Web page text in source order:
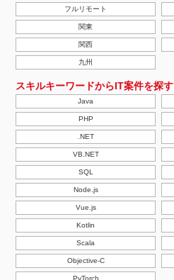
フルリモート
関東
関西
九州
スキルキーワードからIT案件を探す
Java
PHP
.NET
VB.NET
SQL
Node.js
Vue.js
Kotlin
Scala
Objective-C
PyTorch